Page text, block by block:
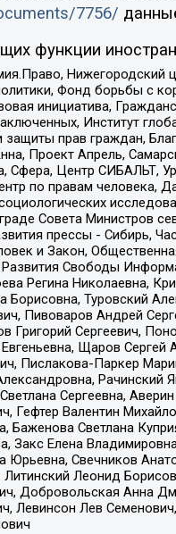
7756/
функции
Фонд борьбы с
инициатива,
Институт
прав граждан,
Проект Апрель,
Сфера, Центр СИБАЛЬТ,
по правам человека,
Совета Министров
прессы - Сибирь,
и Закон,
Развития Свободы
Регина Николаевна,
Туровский
Пивоваров Андрей
Сергеевич,
Щаров
Пислакова-Паркер
Сергеевна,
Гефтер Валентин
Баженова Светлана
Закс Елена
Юрьевна, Свечников
Леонид
Добровольская Анна
Левинсон Лев